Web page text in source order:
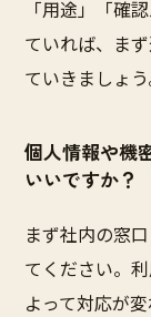
「用途」「確
ていれば、ま
ていきましょう
個人情報や機
いいですか？
まず社内の窓
てください。
よって対応が